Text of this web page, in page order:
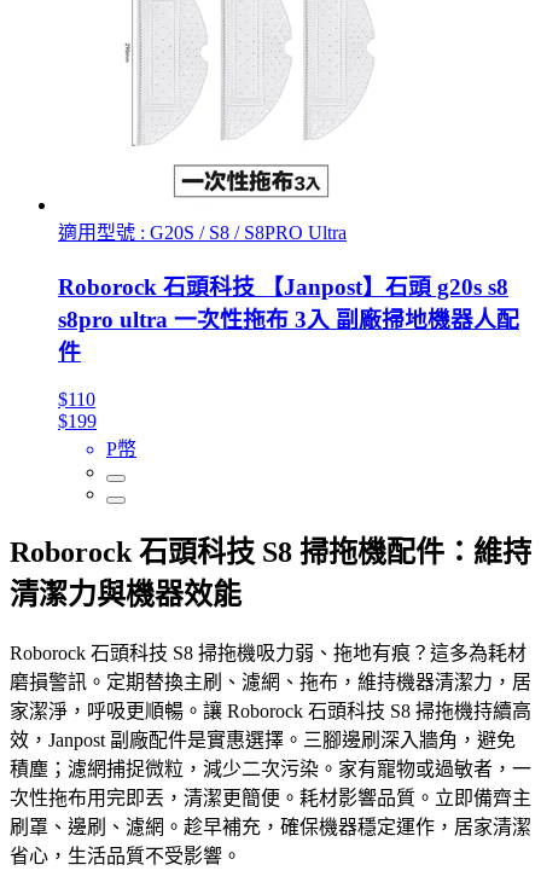
適用型號 : G20S / S8 / S8PRO Ultra
Roborock 石頭科技 【Janpost】石頭 g20s s8
s8pro ultra 一次性拖布 3入 副廠掃地機器人配
件
$110
$199
P幣
Roborock 石頭科技 S8 掃拖機配件：維持
清潔力與機器效能
Roborock 石頭科技 S8 掃拖機吸力弱、拖地有痕？這多為耗材
磨損警訊。定期替換主刷、濾網、拖布，維持機器清潔力，居
家潔淨，呼吸更順暢。讓 Roborock 石頭科技 S8 掃拖機持續高
效，Janpost 副廠配件是實惠選擇。三腳邊刷深入牆角，避免
積塵；濾網捕捉微粒，減少二次污染。家有寵物或過敏者，一
次性拖布用完即丟，清潔更簡便。耗材影響品質。立即備齊主
刷罩、邊刷、濾網。趁早補充，確保機器穩定運作，居家清潔
省心，生活品質不受影響。